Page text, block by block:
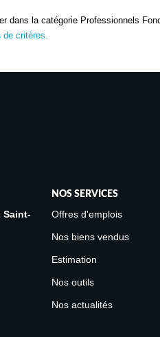
dans la catégorie Professionnels
critères.
Saint-
NOS SERVICES
Offres d'emplois
Nos biens vendus
Estimation
Nos outils
Nos actualités